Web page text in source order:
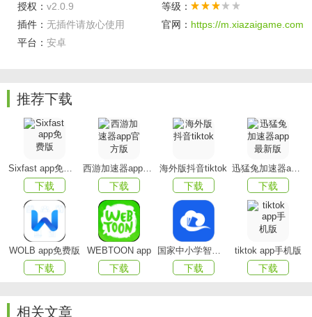
--不会的题目也是需要花时间来巩固，这样才能更好的复
习掌握；
最新版优势
【强大的搜题功能】
新增搜题功能，中级审计师考试中
的疑问一搜便知，更支持语音和拍照搜题；
【高质量的模拟考卷】 新增模拟考试功能，中级审计师
可按照自我练习的考点选择相对应的模拟试卷，也可选择搭
配好的模拟整卷考试；
【多样式的刷题模式】内含考点练习，全国通用卷以及
地区卷模拟练习，以及按照固定考试比重的随机式的抽题的
授权： v2.0.9
等级：
插件： 无插件请放心使用 官网： https://m.xiazaigame.com
平台： 安卓
推荐下载
Sixfast app免费版
下载
西游加速器app官方版
下载
海外版抖音tiktok
下载
迅猛兔加速器app最新版
下载
WOLB app免费版
下载
WEBTOON app
下载
国家中小学智慧教育平台app(智慧中小学)
下载
tiktok app手机版
下载
相关文章